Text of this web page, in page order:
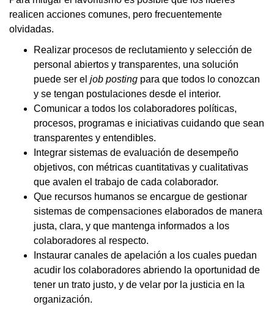
realicen acciones comunes, pero frecuentemente
olvidadas.
Realizar procesos de reclutamiento y selección de
personal abiertos y transparentes, una solución
puede ser el job posting para que todos lo conozcan
y se tengan postulaciones desde el interior.
Comunicar a todos los colaboradores políticas,
procesos, programas e iniciativas cuidando que sean
transparentes y entendibles.
Integrar sistemas de evaluación de desempeño
objetivos, con métricas cuantitativas y cualitativas
que avalen el trabajo de cada colaborador.
Que recursos humanos se encargue de gestionar
sistemas de compensaciones elaborados de manera
justa, clara, y que mantenga informados a los
colaboradores al respecto.
Instaurar canales de apelación a los cuales puedan
acudir los colaboradores abriendo la oportunidad de
tener un trato justo, y de velar por la justicia en la
organización.